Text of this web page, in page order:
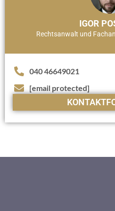
IGOR
Rechtsanwalt und
040 46649021
[email protected]